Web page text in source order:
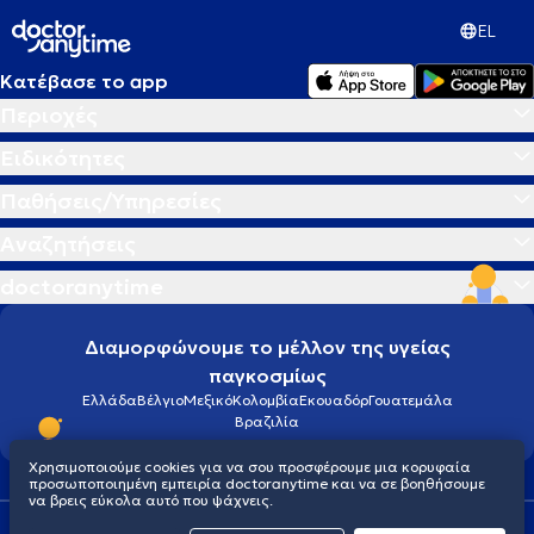
EL
Κατέβασε το app
Διαμορφώνουμε το μέλλον της υγείας
παγκοσμίως
ΕλλάδαΒέλγιοΜεξικόΚολομβίαΕκουαδόρΓουατεμάλα
Βραζιλία
Πολιτική προστασίας προσωπικού απορρήτου
Χρησιμοποιούμε cookies για να σου προσφέρουμε μια κορυφαία
προσωποποιημένη εμπειρία doctoranytime και να σε βοηθήσουμε
να βρεις εύκολα αυτό που ψάχνεις.